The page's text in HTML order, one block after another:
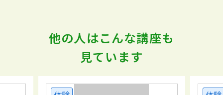
他の人はこんな講座も
見ています